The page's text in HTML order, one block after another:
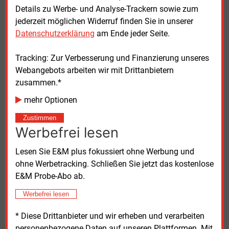
Details zu Werbe- und Analyse-Trackern sowie zum
jederzeit möglichen Widerruf finden Sie in unserer
Datenschutzerklärung am Ende jeder Seite.
Tracking: Zur Verbesserung und Finanzierung unseres
Webangebots arbeiten wir mit Drittanbietern
zusammen.*
mehr Optionen
Zustimmen
Werbefrei lesen
Lesen Sie E&M plus fokussiert ohne Werbung und
ohne Werbetracking. Schließen Sie jetzt das kostenlose
E&M Probe-Abo ab.
Werbefrei lesen
* Diese Drittanbieter und wir erheben und verarbeiten
Auch das Beratungsunternehmen Wood Mackenzie
in London sieht die EU nicht auf dem Weg, ihre
Klimaziele zu erreichen. Beim gegenwärtigen Tempo
Jahr 2050 CO2-Emissionen von 684 Millionen
Tonnen. Klimaneutral werde die EU voraussichtlich
erst weit in den 60er Jahren dieses Jahrhunderts.
Die Bedeutung der erneuerbaren Energien wachse
zwar ebenso stetig wie der Grad der Elektrifizierung.
In neue Technologien wie Wasserstoff, CCS und CCU
werde jedoch zu wenig investiert. Die EU bleibe mit
ihrem Klimapakt an der Spitze der globalen
Energiewende. Versorgungssicherheit und
wirtschaftliche Stabilität seien jedoch auf der
politischen Tagesordnung weiter nach vorne gerückt.
Das Erreichen der Klimaziele habe deswegen weniger
Priorität.